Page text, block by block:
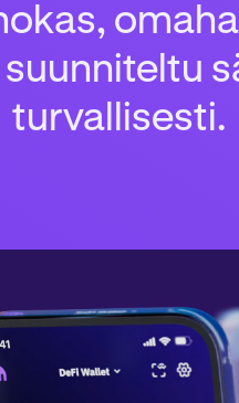
turvallisesti.